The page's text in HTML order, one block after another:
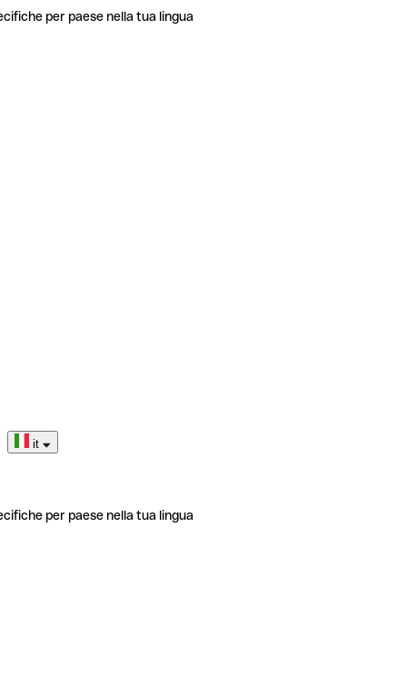
per paese nella tua lingua
it
per paese nella tua lingua